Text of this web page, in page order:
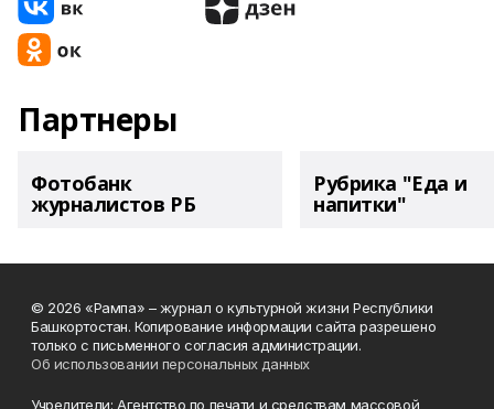
Партнеры
Фотобанк
журналистов РБ
Рубрика "Еда и
напитки"
© 2026 «Рампа» – журнал о культурной жизни Республики
Башкортостан. Копирование информации сайта разрешено
только с письменного согласия администрации.
Об использовании персональных данных
Учредители: Агентство по печати и средствам массовой